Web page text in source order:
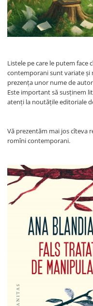
Resurse umane
Vanzari si marketing
Carte scolara
Carte prescolara
Carte scolara
Dictionare de limba
Ghiduri de conversatie
Invatamant primar
Invatarea limbilor straine
Povesti si povestiri
Carti in limba engleza
Carti pentru copii
Activitati si jocuri pentru
Atlase, dictionare si
Benzi desenate
Carte prescolara
Carti de colorat
Carti pentru copii
Grafice
Literatura si fictiune
Listele pe care le putem
contemporani sunt variate și
prezența unor nume de
Este important să susținem
atenți la noutățile editoriale
Vă prezentăm mai jos cîteva
romîni contemporani.